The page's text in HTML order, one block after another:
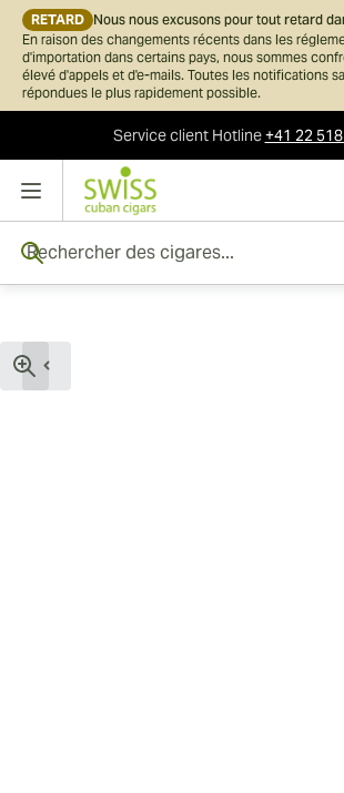
RETARD Nous nous excusons pour tout retard
En raison des changements récents dans les
d'importation dans certains pays, nous sommes
élevé d'appels et d'e-mails. Toutes les notifications
répondues le plus rapidement possible.
Service clientHotline+41 22
Skip to Content